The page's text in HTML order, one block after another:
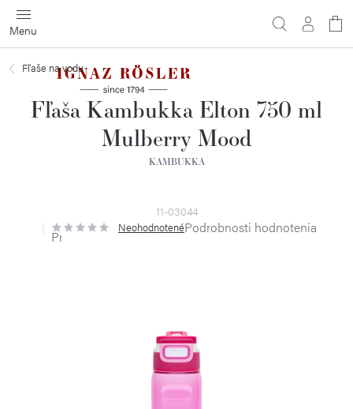
Prejsť
na
obsah
Fľaše na vodu
Fľaša Kambukka Elton 750 ml
Mulberry Mood
KAMBUKKA
11-03044
Priemerné
hodnotenie
NeohodnotenéPodrobnosti hodnotenia